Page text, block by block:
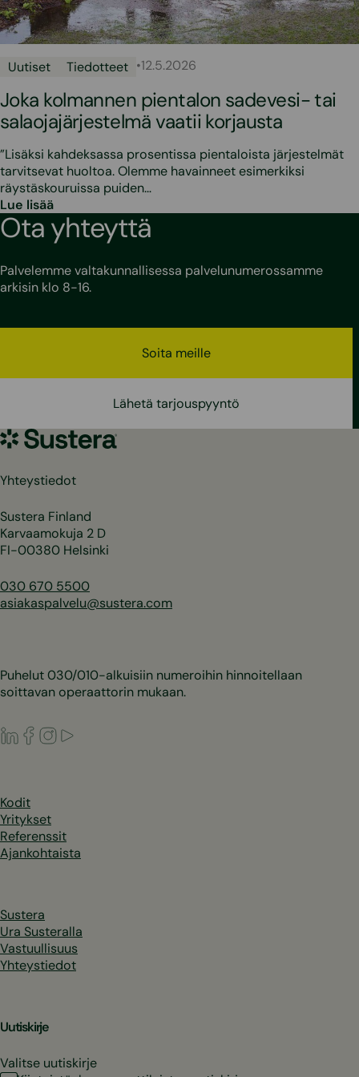
Uutiset Tiedotteet •12.5.2026
Joka kolmannen pientalon sadevesi- tai
salaojajärjestelmä vaatii korjausta
”Lisäksi kahdeksassa prosentissa pientaloista järjestelmät
tarvitsevat huoltoa. Olemme havainneet esimerkiksi
räystäskouruissa puiden…
Lue lisää
Ota yhteyttä
Palvelemme valtakunnallisessa palvelunumerossamme
arkisin klo 8-16.
Soita meille
Lähetä tarjouspyyntö
Sustera
Yhteystiedot
Sustera Finland
Karvaamokuja 2 D
FI-00380 Helsinki
030 670 5500
asiakaspalvelu@sustera.com
Puhelut 030/010-alkuisiin numeroihin hinnoitellaan
soittavan operaattorin mukaan.
LinkedIn
Facebook
Instagram
Kodit
Yritykset
Referenssit
Ajankohtaista
Sustera
Ura Susteralla
Vastuullisuus
Yhteystiedot
Uutiskirje
Valitse uutiskirje